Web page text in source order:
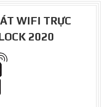
WIFI TRỰC
2020